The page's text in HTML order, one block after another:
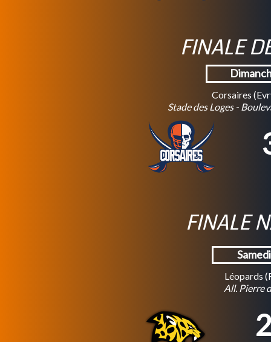
FINALE
Corsaires
Stade des Loges -
FINALE
Léopards
All. Pierre